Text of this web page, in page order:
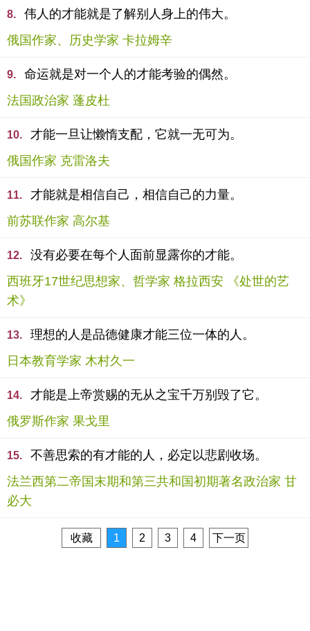
8.
伟人的才能就是了解别人身上的伟大。
俄国作家、历史学家 卡拉姆辛
9.
命运就是对一个人的才能考验的偶然。
法国政治家 蓬皮杜
10.
才能一旦让懒惰支配，它就一无可为。
俄国作家 克雷洛夫
11.
才能就是相信自己，相信自己的力量。
前苏联作家 高尔基
12.
没有必要在每个人面前显露你的才能。
西班牙17世纪思想家、哲学家 格拉西安 《处世的艺
术》
13.
理想的人是品德健康才能三位一体的人。
日本教育学家 木村久一
14.
才能是上帝赏赐的无从之宝千万别毁了它。
俄罗斯作家 果戈里
15.
不善思索的有才能的人，必定以悲剧收场。
法兰西第二帝国末期和第三共和国初期著名政治家 甘
必大
收藏 1 2 3 4 下一页